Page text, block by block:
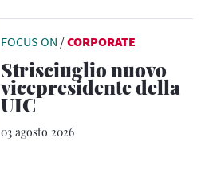
FOCUS ON /CORPORATE
Strisciuglio nuovo
vicepresidente della
UIC
03 agosto 2026